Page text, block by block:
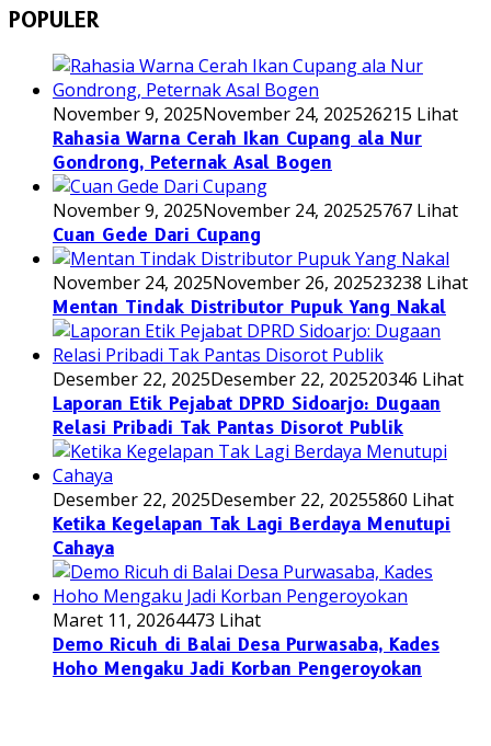
POPULER
November 9, 2025November 24, 202526215 Lihat
Rahasia Warna Cerah Ikan Cupang ala Nur
Gondrong, Peternak Asal Bogen
November 9, 2025November 24, 202525767 Lihat
Cuan Gede Dari Cupang
November 24, 2025November 26, 202523238 Lihat
Mentan Tindak Distributor Pupuk Yang Nakal
Desember 22, 2025Desember 22, 202520346 Lihat
Laporan Etik Pejabat DPRD Sidoarjo: Dugaan
Relasi Pribadi Tak Pantas Disorot Publik
Desember 22, 2025Desember 22, 20255860 Lihat
Ketika Kegelapan Tak Lagi Berdaya Menutupi
Cahaya
Maret 11, 20264473 Lihat
Demo Ricuh di Balai Desa Purwasaba, Kades
Hoho Mengaku Jadi Korban Pengeroyokan